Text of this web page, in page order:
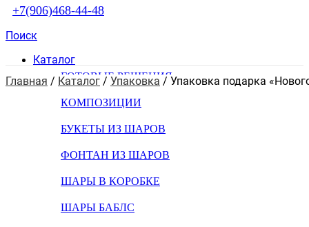
+7(906)468-44-48
Поиск
Каталог
ГОТОВЫЕ РЕШЕНИЯ
КОМПОЗИЦИИ
БУКЕТЫ ИЗ ШАРОВ
ФОНТАН ИЗ ШАРОВ
ШАРЫ В КОРОБКЕ
ШАРЫ БАБЛС
Главная / Каталог / Упаковка / Упаковка подарка